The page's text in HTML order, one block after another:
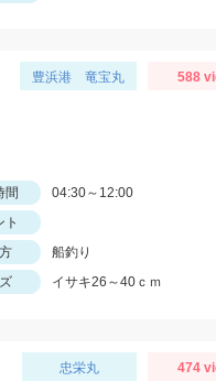
豊浜港 竜宝丸 588
間
04:30～12:00
ト
船釣り
イサキ26～40ｃｍ
忠栄丸 474